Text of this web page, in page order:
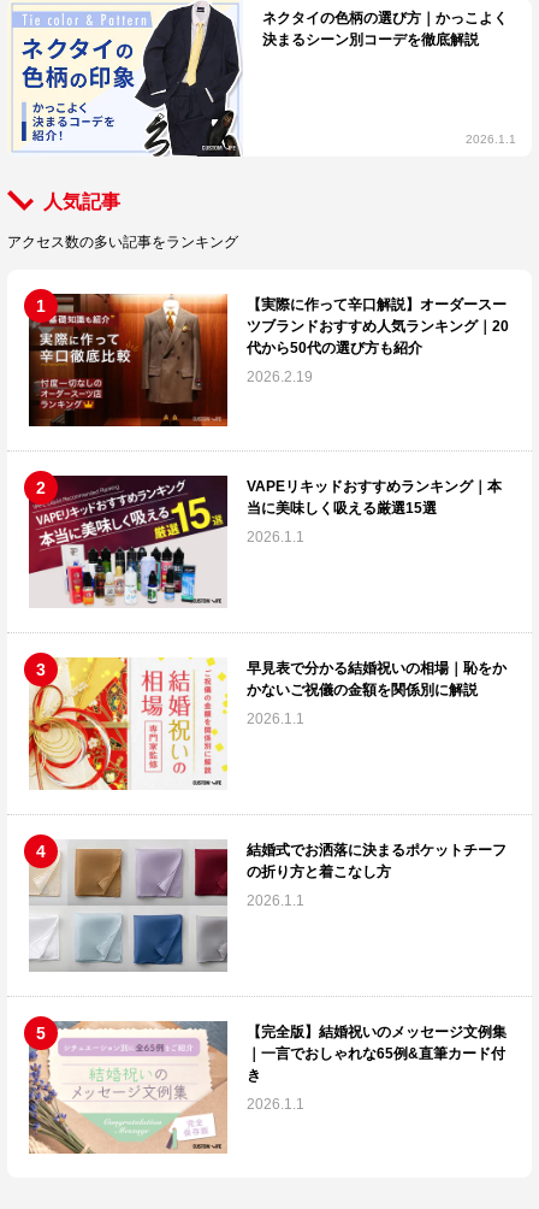
ネクタイの色柄の選び方｜かっこよく
決まるシーン別コーデを徹底解説
2026.1.1
人気記事
アクセス数の多い記事をランキング
【実際に作って辛口解説】オーダースー
ツブランドおすすめ人気ランキング｜20
代から50代の選び方も紹介
2026.2.19
VAPEリキッドおすすめランキング｜本
当に美味しく吸える厳選15選
2026.1.1
早見表で分かる結婚祝いの相場｜恥をか
かないご祝儀の金額を関係別に解説
2026.1.1
結婚式でお洒落に決まるポケットチーフ
の折り方と着こなし方
2026.1.1
【完全版】結婚祝いのメッセージ文例集
｜一言でおしゃれな65例&直筆カード付
き
2026.1.1